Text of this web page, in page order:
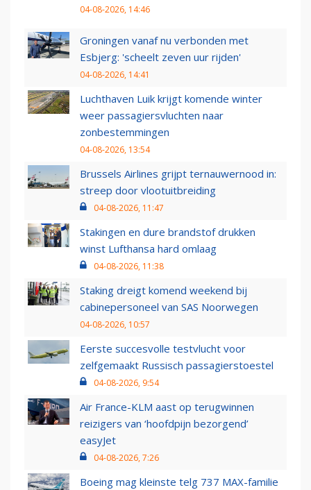
04-08-2026, 14:46
Groningen vanaf nu verbonden met
Esbjerg: 'scheelt zeven uur rijden'
04-08-2026, 14:41
Luchthaven Luik krijgt komende winter
weer passagiersvluchten naar
zonbestemmingen
04-08-2026, 13:54
Brussels Airlines grijpt ternauwernood in:
streep door vlootuitbreiding
04-08-2026, 11:47
Stakingen en dure brandstof drukken
winst Lufthansa hard omlaag
04-08-2026, 11:38
Staking dreigt komend weekend bij
cabinepersoneel van SAS Noorwegen
04-08-2026, 10:57
Eerste succesvolle testvlucht voor
zelfgemaakt Russisch passagierstoestel
04-08-2026, 9:54
Air France-KLM aast op terugwinnen
reizigers van ‘hoofdpijn bezorgend’
easyJet
04-08-2026, 7:26
Boeing mag kleinste telg 737 MAX-familie